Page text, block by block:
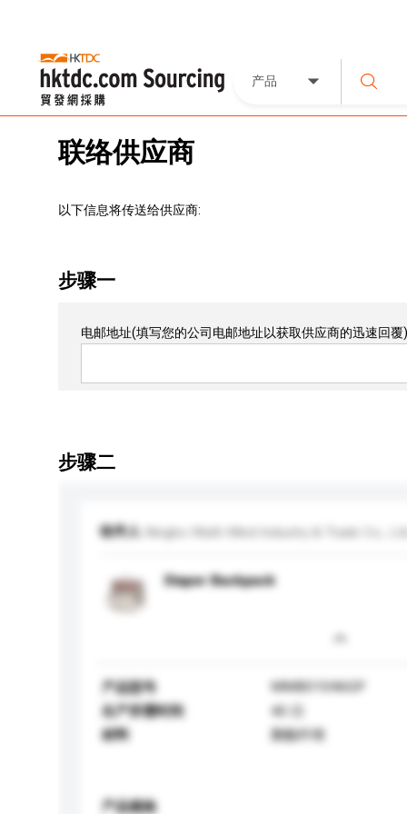
产品
联络供应商
以下信息将传送给供应商:
步骤一
电邮地址(填写您的公司电邮地址以获取供应商的迅速回覆)
步骤二
收件人 Ningbo Multi-Mind Industry & Trade Co.,
Diaper Backpack
产品型号
MMBO1046GP
生产所需时间
40 日
材料
聚酯纤维
产品规格